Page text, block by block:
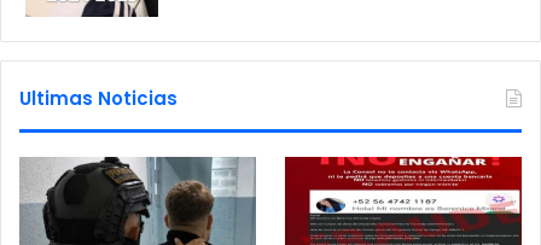
Ultimas Noticias